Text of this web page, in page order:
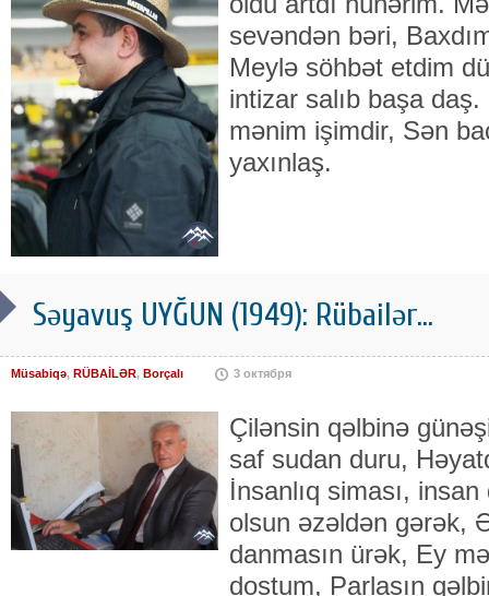
sevəndən bəri,
Meylə söhbət etdim
intizar salıb başa
mənim işimdir, Sən
yaxınlaş.
Səyavuş UYĞUN (1949): Rübailər...
Müsabiqə, RÜBAİLƏR, Borçalı 3 октября
Çilənsin qəlbinə
saf sudan duru,
İnsanlıq siması,
olsun əzəldən gərək,
danmasın ürək, Ey
dostum, Parlasın